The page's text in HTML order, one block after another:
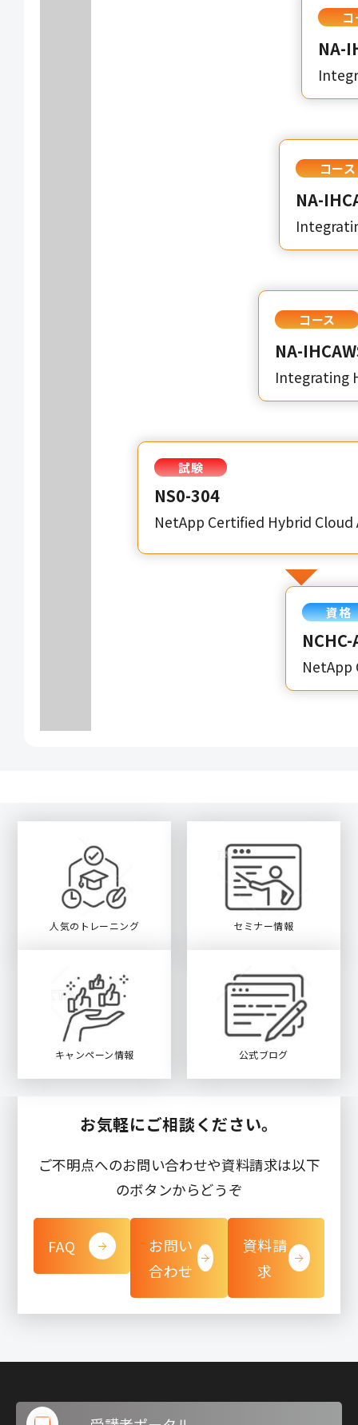
コ
NA-
コース
NA-
コース
NA-
Integrating
試験
NS0-304
NetApp Certified Hybrid
資格
NCHC-
NetApp
人気のトレーニング セミナー情報
キャンペーン情報 公式ブログ
お気軽にご相談ください。
ご不明点へのお問い合わせや資料請求は以下
のボタンからどうぞ
FAQ
お問い
合わせ
資料請
求